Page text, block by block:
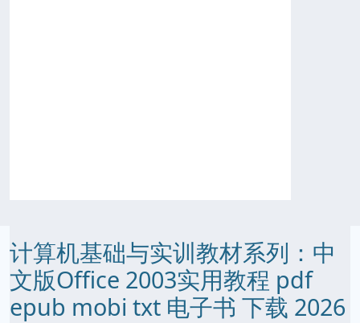
计算机基础与实训教材系列：中
文版Office 2003实用教程 pdf
epub mobi txt 电子书 下载 2026